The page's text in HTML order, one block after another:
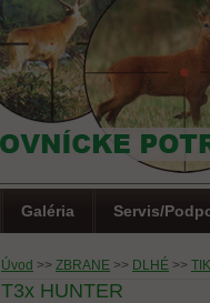
Úvod >> ZBRANE >> DLHÉ >>
T3x HUNTER
Galéria Servis/